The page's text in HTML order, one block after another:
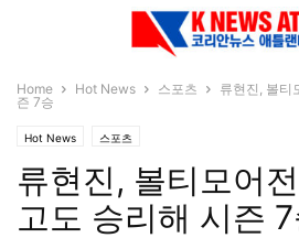
Home Hot News 스포츠
류현진, 볼티
즌 7승
Hot News 스포츠
류현진, 볼티모어
고도 승리해 시즌